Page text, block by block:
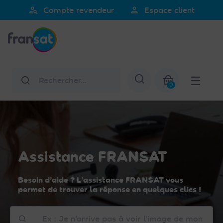
noter
Ce
comprend
person_search Compte revendeur person Espace client
Afficher la
0
Assistance FRANSAT
Besoin d’aide ? L’assistance FRANSAT vous
permet de trouver la réponse en quelques clics !